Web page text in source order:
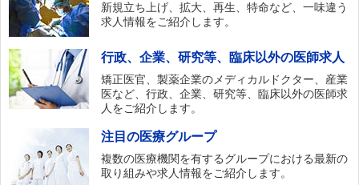
新規立ち上げ、拡大、再生、特命など、一味違う
求人情報をご紹介します。
行政、企業、研究等、臨床以外の医師求人
矯正医官、製薬企業のメディカルドクター、産業
医など、行政、企業、研究等、臨床以外の医師求
人をご紹介します。
注目の医療グループ
複数の医療機関を有するグループにおける最新の
取り組みや求人情報をご紹介します。